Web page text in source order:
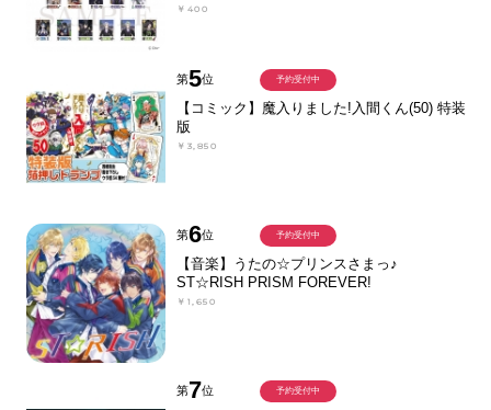
￥400
第5位
【コミック】魔入りました!入間くん(50) 特装
版
￥3,850
予約受付中
第6位
【音楽】うたの☆プリンスさまっ♪
ST☆RISH PRISM FOREVER!
￥1,650
予約受付中
第7位 予約受付中